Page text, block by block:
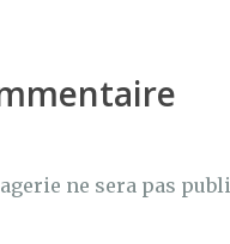
ne sera pas